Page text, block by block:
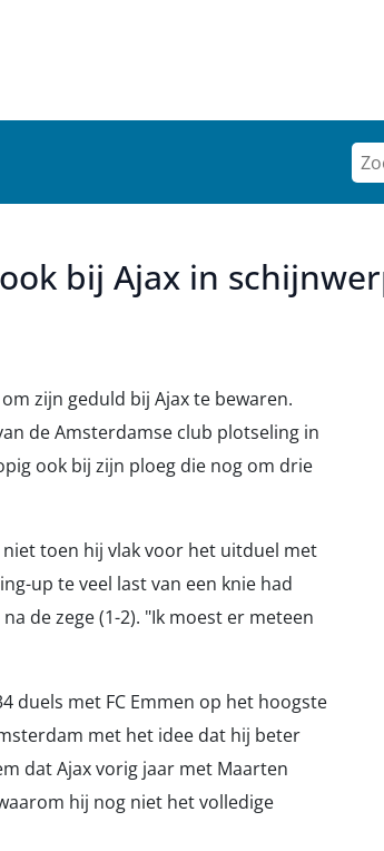
bij Ajax in
om zijn geduld bij Ajax te bewaren.
de Amsterdamse club plotseling in
ook bij zijn ploeg die nog om drie
toen hij vlak voor het uitduel met
up te veel last van een knie had
de zege (1-2). "Ik moest er meteen
duels met FC Emmen op het hoogste
met het idee dat hij beter
dat Ajax vorig jaar met Maarten
hij nog niet het volledige